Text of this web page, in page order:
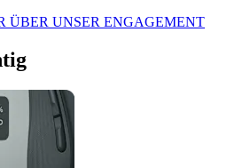
ÜBER UNSER ENGAGEMENT